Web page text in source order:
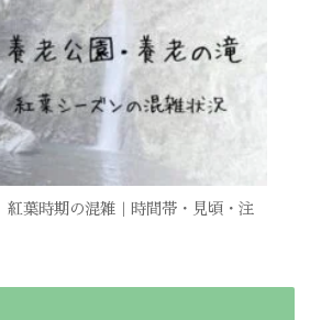
紅葉時期の混雑｜時間帯・見頃・注